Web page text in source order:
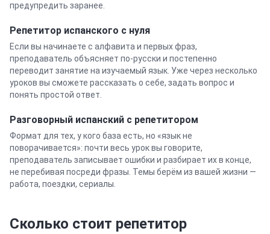
предупредить заранее.
Репетитор испанского с нуля
Если вы начинаете с алфавита и первых фраз,
преподаватель объясняет по-русски и постепенно
переводит занятие на изучаемый язык. Уже через несколько
уроков вы сможете рассказать о себе, задать вопрос и
понять простой ответ.
Разговорный испанский с репетитором
Формат для тех, у кого база есть, но «язык не
поворачивается»: почти весь урок вы говорите,
преподаватель записывает ошибки и разбирает их в конце,
не перебивая посреди фразы. Темы берём из вашей жизни —
работа, поездки, сериалы.
Сколько стоит репетитор